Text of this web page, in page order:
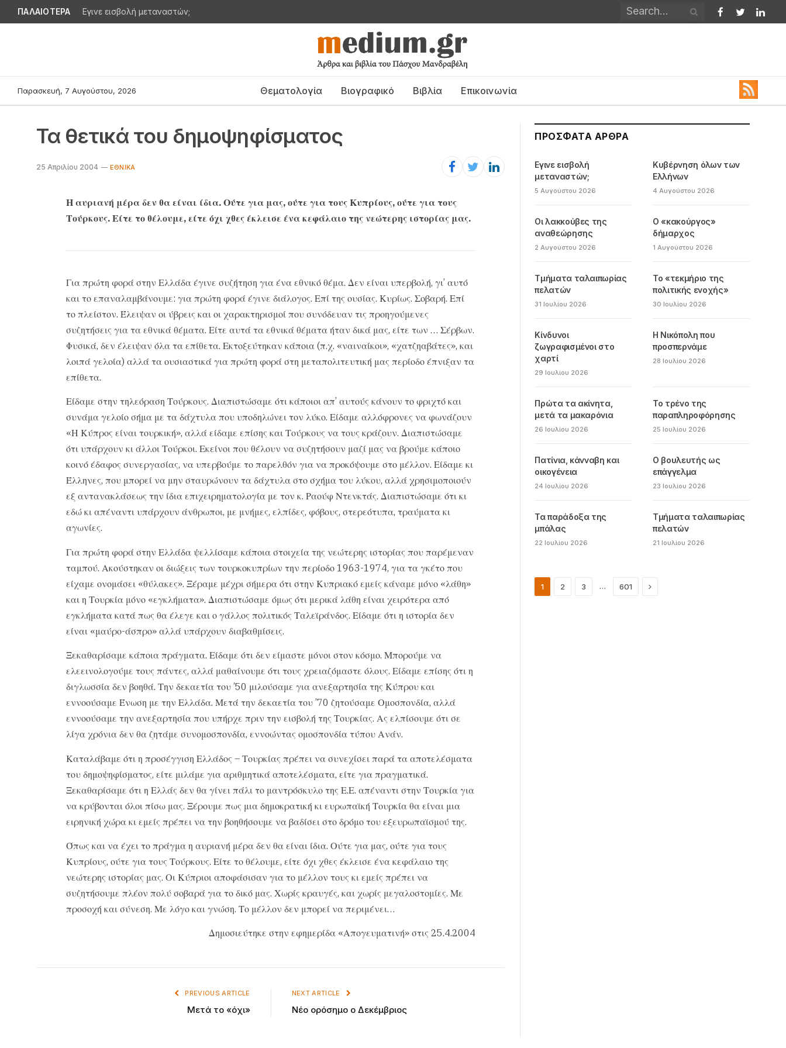
ΠΑΛΑΙΟΤΕΡΑ Εγινε εισβολή μεταναστών;
Facebook
Twitter
Παρασκευή, 7 Αυγούστου, 2026 Θεματολογία Βιογραφικό Βιβλία Επικοινωνία
Τα θετικά του δημοψηφίσματος
25 Απριλίου 2004 ΕΘΝΙΚΆ
Η αυριανή μέρα δεν θα είναι ίδια. Ούτε για μας, ούτε για τους Κυπρίους, ούτε για τους
Τούρκους. Είτε το θέλουμε, είτε όχι χθες έκλεισε ένα κεφάλαιο της νεώτερης ιστορίας μας.
Για πρώτη φορά στην Ελλάδα έγινε συζήτηση για ένα εθνικό θέμα. Δεν είναι υπερβολή, γι’ αυτό
και το επαναλαμβάνουμε: για πρώτη φορά έγινε διάλογος. Επί της ουσίας. Κυρίως. Σοβαρή. Επί
το πλείστον. Έλειψαν οι ύβρεις και οι χαρακτηρισμοί που συνόδευαν τις προηγούμενες
συζητήσεις για τα εθνικά θέματα. Είτε αυτά τα εθνικά θέματα ήταν δικά μας, είτε των … Σέρβων.
Φυσικά, δεν έλειψαν όλα τα επίθετα. Εκτοξεύτηκαν κάποια (π.χ. «ναιναίκοι», «χατζηαβάτες», και
λοιπά γελοία) αλλά τα ουσιαστικά για πρώτη φορά στη μεταπολιτευτική μας περίοδο έπνιξαν τα
επίθετα.
Είδαμε στην τηλεόραση Τούρκους. Διαπιστώσαμε ότι κάποιοι απ’ αυτούς κάνουν το φριχτό και
συνάμα γελοίο σήμα με τα δάχτυλα που υποδηλώνει τον λύκο. Είδαμε αλλόφρονες να φωνάζουν
«Η Κύπρος είναι τουρκική», αλλά είδαμε επίσης και Τούρκους να τους κράζουν. Διαπιστώσαμε
ότι υπάρχουν κι άλλοι Τούρκοι. Εκείνοι που θέλουν να συζητήσουν μαζί μας να βρούμε κάποιο
κοινό έδαφος συνεργασίας, να υπερβούμε το παρελθόν για να προκόψουμε στο μέλλον. Είδαμε κι
Έλληνες, που μπορεί να μην σταυρώνουν τα δάχτυλα στο σχήμα του λύκου, αλλά χρησιμοποιούν
εξ αντανακλάσεως την ίδια επιχειρηματολογία με τον κ. Ραούφ Ντενκτάς. Διαπιστώσαμε ότι κι
εδώ κι απέναντι υπάρχουν άνθρωποι, με μνήμες, ελπίδες, φόβους, στερεότυπα, τραύματα κι
αγωνίες.
Για πρώτη φορά στην Ελλάδα ψελλίσαμε κάποια στοιχεία της νεώτερης ιστορίας που παρέμεναν
ταμπού. Ακούστηκαν οι διώξεις των τουρκοκυπρίων την περίοδο 1963-1974, για τα γκέτο που
είχαμε ονομάσει «θύλακες». Ξέραμε μέχρι σήμερα ότι στην Κυπριακό εμείς κάναμε μόνο «λάθη»
και η Τουρκία μόνο «εγκλήματα». Διαπιστώσαμε όμως ότι μερικά λάθη είναι χειρότερα από
εγκλήματα κατά πως θα έλεγε και ο γάλλος πολιτικός Ταλεϊράνδος. Είδαμε ότι η ιστορία δεν
είναι «μαύρο-άσπρο» αλλά υπάρχουν διαβαθμίσεις.
Ξεκαθαρίσαμε κάποια πράγματα. Είδαμε ότι δεν είμαστε μόνοι στον κόσμο. Μπορούμε να
ελεεινολογούμε τους πάντες, αλλά μαθαίνουμε ότι τους χρειαζόμαστε όλους. Είδαμε επίσης ότι η
διγλωσσία δεν βοηθά. Την δεκαετία του ’50 μιλούσαμε για ανεξαρτησία της Κύπρου και
εννοούσαμε Ένωση με την Ελλάδα. Μετά την δεκαετία του ’70 ζητούσαμε Ομοσπονδία, αλλά
εννοούσαμε την ανεξαρτησία που υπήρχε πριν την εισβολή της Τουρκίας. Ας ελπίσουμε ότι σε
λίγα χρόνια δεν θα ζητάμε συνομοσπονδία, εννοώντας ομοσπονδία τύπου Ανάν.
Καταλάβαμε ότι η προσέγγιση Ελλάδος – Τουρκίας πρέπει να συνεχίσει παρά τα αποτελέσματα
του δημοψηφίσματος, είτε μιλάμε για αριθμητικά αποτελέσματα, είτε για πραγματικά.
Ξεκαθαρίσαμε ότι η Ελλάς δεν θα γίνει πάλι το μαντρόσκυλο της Ε.Ε. απέναντι στην Τουρκία για
να κρύβονται όλοι πίσω μας. Ξέρουμε πως μια δημοκρατική κι ευρωπαϊκή Τουρκία θα είναι μια
ειρηνική χώρα κι εμείς πρέπει να την βοηθήσουμε να βαδίσει στο δρόμο του εξευρωπαϊσμού της.
Όπως και να έχει το πράγμα η αυριανή μέρα δεν θα είναι ίδια. Ούτε για μας, ούτε για τους
Κυπρίους, ούτε για τους Τούρκους. Είτε το θέλουμε, είτε όχι χθες έκλεισε ένα κεφάλαιο της
νεώτερης ιστορίας μας. Οι Κύπριοι αποφάσισαν για το μέλλον τους κι εμείς πρέπει να
συζητήσουμε πλέον πολύ σοβαρά για το δικό μας. Χωρίς κραυγές, και χωρίς μεγαλοστομίες. Με
προσοχή και σύνεση. Με λόγο και γνώση. Το μέλλον δεν μπορεί να περιμένει…
Δημοσιεύτηκε στην εφημερίδα «Απογευματινή» στις 25.4.2004
PREVIOUS ARTICLE
Μετά το «όχι»
NEXT ARTICLE
Νέο ορόσημο ο Δεκέμβριος
ΠΡΌΣΦΑΤΑ ΆΡΘΡΑ
Εγινε εισβολή
μεταναστών;
5 Αυγούστου 2026
Κυβέρνηση όλων των
Ελλήνων
4 Αυγούστου 2026
Οι λακκούβες της
αναθεώρησης
2 Αυγούστου 2026
Ο «κακούργος»
δήμαρχος
1 Αυγούστου 2026
Τμήματα ταλαιπωρίας
πελατών
31 Ιουλίου 2026
Το «τεκμήριο της
πολιτικής ενοχής»
30 Ιουλίου 2026
Κίνδυνοι
ζωγραφισμένοι στο
χαρτί
29 Ιουλίου 2026
Η Νικόπολη που
προσπερνάμε
28 Ιουλίου 2026
Πρώτα τα ακίνητα,
μετά τα μακαρόνια
26 Ιουλίου 2026
Το τρένο της
παραπληροφόρησης
25 Ιουλίου 2026
Πατίνια, κάνναβη και
οικογένεια
24 Ιουλίου 2026
Ο βουλευτής ως
επάγγελμα
23 Ιουλίου 2026
Τα παράδοξα της
μπάλας
22 Ιουλίου 2026
Τμήματα ταλαιπωρίας
πελατών
21 Ιουλίου 2026
1 2 3 … 601 Next